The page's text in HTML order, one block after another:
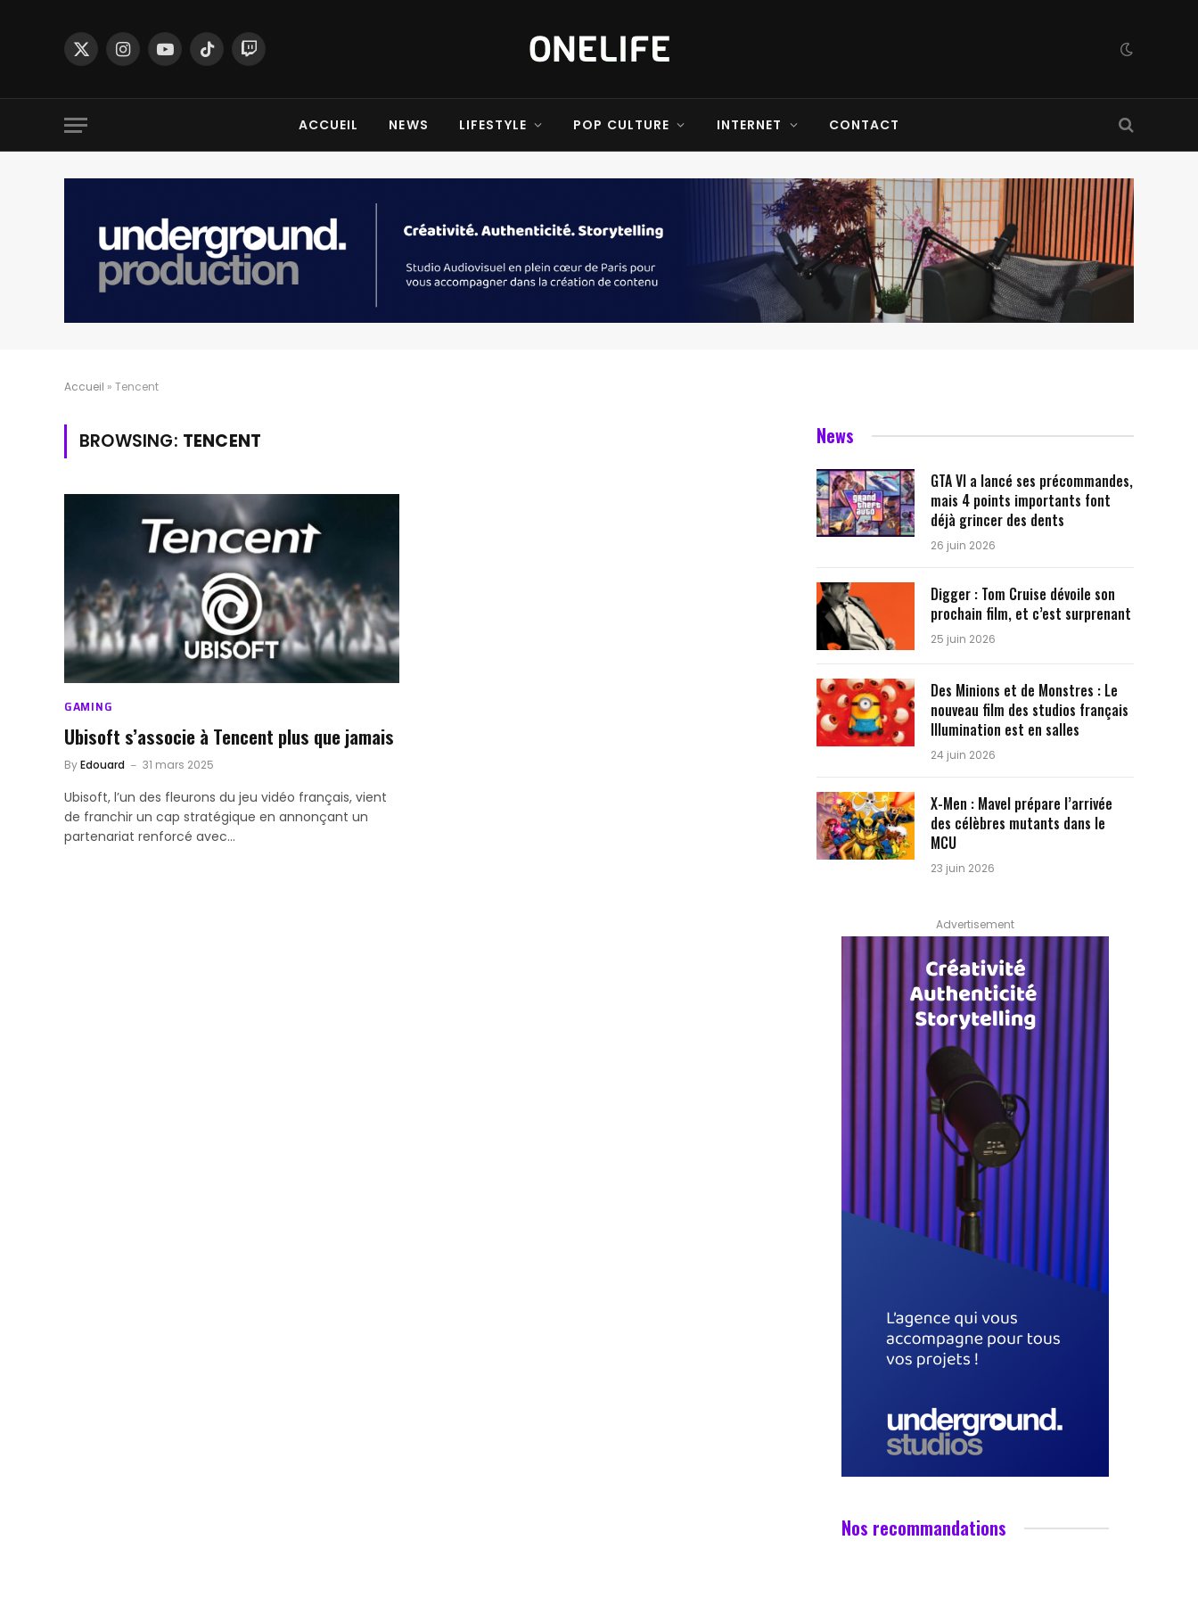
X
InstagramYouTubeTikTokTwitch
ACCUEIL NEWS LIFESTYLE POP CULTURE INTERNET CONTACT
Accueil » Tencent
BROWSING: TENCENT
GAMING
Ubisoft s’associe à Tencent plus que jamais
ByEdouard 31 mars 2025
Ubisoft, l’un des fleurons du jeu vidéo français, vient
de franchir un cap stratégique en annonçant un
partenariat renforcé avec…
News
GTA VI a lancé ses précommandes,
mais 4 points importants font
déjà grincer des dents
26 juin 2026
Digger : Tom Cruise dévoile son
prochain film, et c’est surprenant
25 juin 2026
Des Minions et de Monstres : Le
nouveau film des studios français
Illumination est en salles
24 juin 2026
X-Men : Mavel prépare l’arrivée
des célèbres mutants dans le
MCU
23 juin 2026
Advertisement
Nos recommandations